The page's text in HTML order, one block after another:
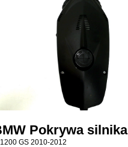
Pokrywa silnika
GS 2010-2012